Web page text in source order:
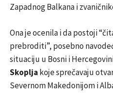
Zapadnog Balkana i
Ona je ocenila i da postoji
prebroditi”, posebno
situaciju u Bosni i
Skoplja koje sprečavaju
Severnom Makedonijom i